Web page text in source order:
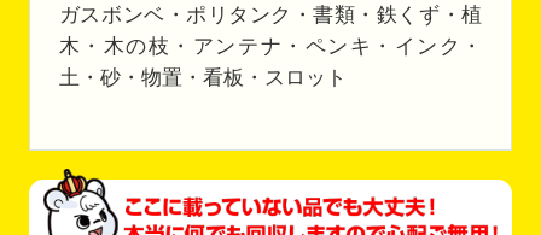
ガスボンベ・ポリタンク・書類・鉄くず・植
木・木の枝・アンテナ・ペンキ・インク・
土・砂・物置・看板・スロット